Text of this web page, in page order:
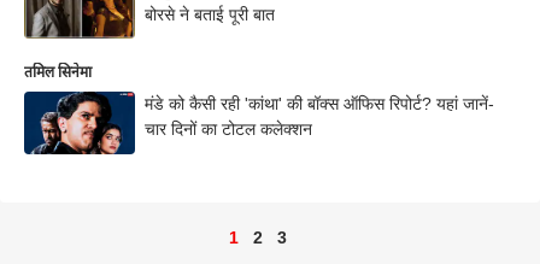
बोरसे ने बताई पूरी बात
तमिल सिनेमा
मंडे को कैसी रही 'कांथा' की बॉक्स ऑफिस रिपोर्ट? यहां जानें-
चार दिनों का टोटल कलेक्शन
1 2 3